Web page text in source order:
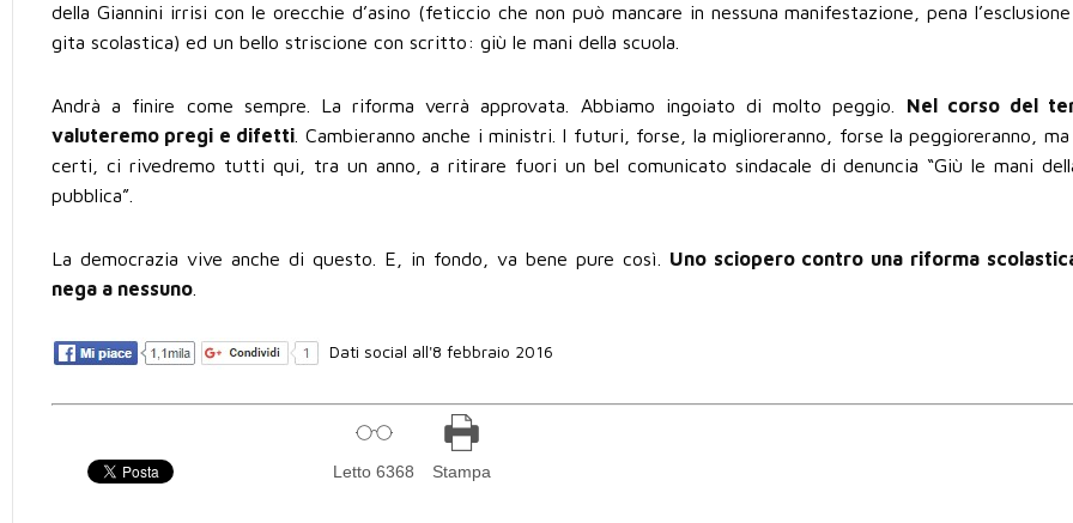
della Giannini irrisi con le orecchie d’asino (feticcio che non può mancare in nessuna manifestazione, pena
gita scolastica) ed un bello striscione con scritto: giù le mani della scuola.
Andrà a finire come sempre. La riforma verrà approvata. Abbiamo ingoiato di molto peggio. Nel corso del
valuteremo pregi e difetti . Cambieranno anche i ministri. I futuri, forse, la miglioreranno, forse la peggioreranno,
certi, ci rivedremo tutti qui, tra un anno, a ritirare fuori un bel comunicato sindacale di denuncia “Giù le mani
pubblica”.
La democrazia vive anche di questo. E, in fondo, va bene pure così. Uno sciopero contro una riforma
nega a nessuno
Dati social all'8 febbraio 2016
Letto 6368 Stampa